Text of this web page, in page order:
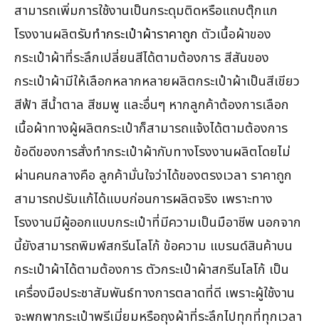
สามารถเพิ่มการใช้งานเป็นกระดุมติดหรือแถบตุ๊กแก
โรงงานผลิตรับทำกระเป๋าผ้าราคาถูก ตัวเนื้อผ้าของ
กระเป๋าผ้าที่ระลึกเปลี่ยนสีได้ตามต้องการ สีสันของ
กระเป๋าผ้ามีให้เลือกหลากหลายผลิตกระเป๋าผ้าเป็นสีเขียว
สีฟ้า สีน้ำตาล สีชมพู และอื่นๆ หากลูกค้าต้องการเลือก
เนื้อผ้าทางผู้ผลิตกระเป๋าก็สามารถแจ้งได้ตามต้องการ
ข้อดีของการสั่งทำกระเป๋าผ้ากับทางโรงงานผลิตโดยไม่
ผ่านคนกลางคือ ลูกค้ามั่นใจว่าได้ของตรงเวลา ราคาถูก
สามารถปรับแก้ได้แบบก่อนการผลิตจริง เพราะทาง
โรงงานมีผู้ออกแบบกระเป๋าที่มีความเป็นมือาชีพ นอกจาก
นี้ยังสามารถพิมพ์สกรีนโลโก้ ข้อความ แบรนด์สินค้าบน
กระเป๋าผ้าได้ตามต้องการ ตัวกระเป๋าผ้าสกรีนโลโก้ เป็น
เครื่องมือประชาสัมพันธ์ทางการตลาดที่ดี เพราะผู้ใช้งาน
จะพกพากระเป๋าพรีเมี่ยมหรือถุงผ้าที่ระลึกไปทุกที่ทุกเวลา